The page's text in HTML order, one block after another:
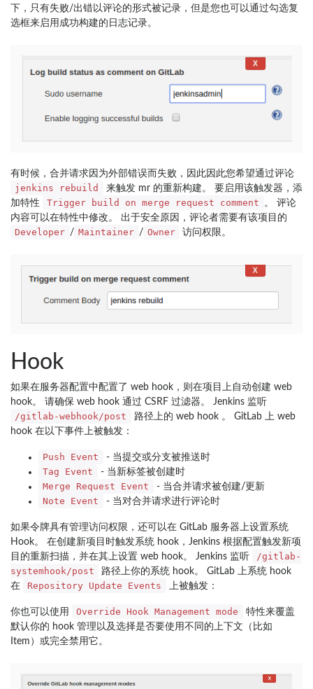
下，只有失败/出错以评论的形式被记录，但是您也可以通过勾选复
选框来启用成功构建的日志记录。
有时候，合并请求因为外部错误而失败，因此因此您希望通过评论
jenkins rebuild
来触发 mr 的重新构建。 要启用该触发器，添
加特性
Trigger build on merge request comment
。 评论
内容可以在特性中修改。 出于安全原因，评论者需要有该项目的
Developer / Maintainer / Owner 访问权限。
Hook
如果在服务器配置中配置了 web hook，则在项目上自动创建 web
hook。 请确保 web hook 通过 CSRF 过滤器。 Jenkins 监听
/gitlab-webhook/post
路径上的 web hook 。 GitLab 上 web
hook 在以下事件上被触发：
Push Event - 当提交或分支被推送时
Tag Event - 当新标签被创建时
Merge Request Event - 当合并请求被创建/更新
Note Event - 当对合并请求进行评论时
如果令牌具有管理访问权限，还可以在 GitLab 服务器上设置系统
Hook。 在创建新项目时触发系统 hook，Jenkins 根据配置触发新项
目的重新扫描，并在其上设置 web hook。 Jenkins 监听
/gitlab-
systemhook/post
路径上你的系统 hook。 GitLab 上系统 hook
在
Repository Update Events 上被触发：
你也可以使用 Override Hook Management mode
特性来覆盖
默认你的 hook 管理以及选择是否要使用不同的上下文（比如
Item）或完全禁用它。